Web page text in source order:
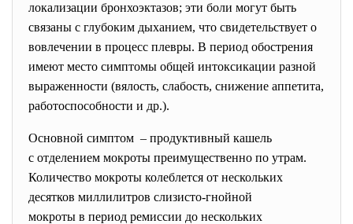
локализации бронхоэктазов; эти боли могут быть
связаны с глубоким дыханием, что свидетельствует о
вовлечении в процесс плевры. В период обострения
имеют место симптомы общей интоксикации разной
выраженности (вялость, слабость, снижение аппетита,
работоспособности и др.).
Основной симптом – продуктивный кашель
с отделением мокроты преимущественно по утрам.
Количество мокроты колеблется от нескольких
десятков миллилитров слизисто-гнойной
мокроты в период ремиссии до нескольких